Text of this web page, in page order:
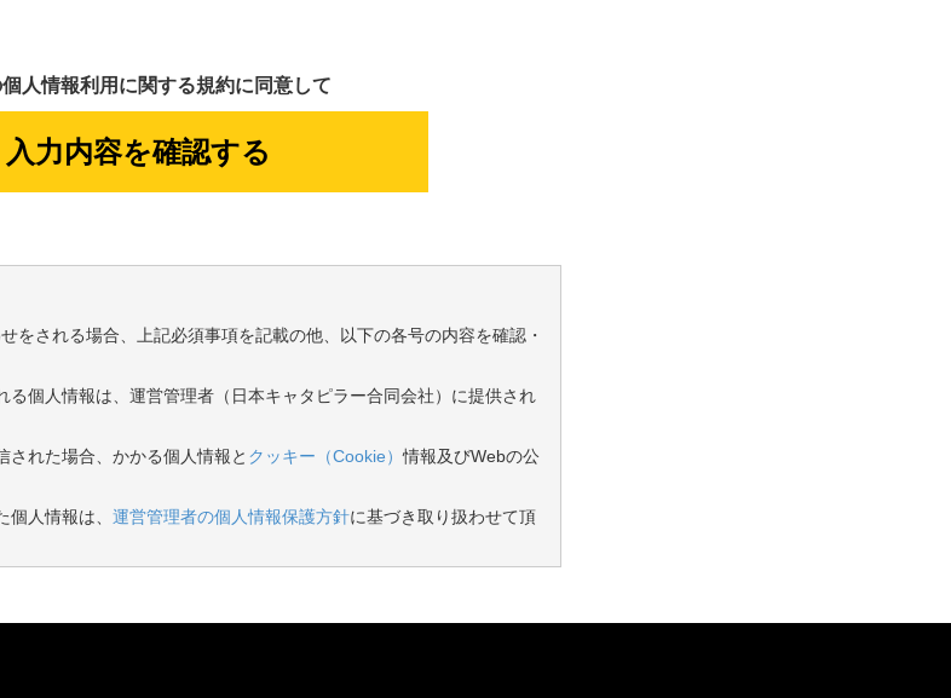
人情報利用に関する規約に同意して
をされる場合、上記必須事項を記載の他、以下の各号の内容を確認・
る個人情報は、運営管理者（日本キャタピラー合同会社）に提供され
された場合、かかる個人情報と クッキー（Cookie）情報及びWebの公
人情報は、 運営管理者の個人情報保護方針に基づき取り扱わせて頂